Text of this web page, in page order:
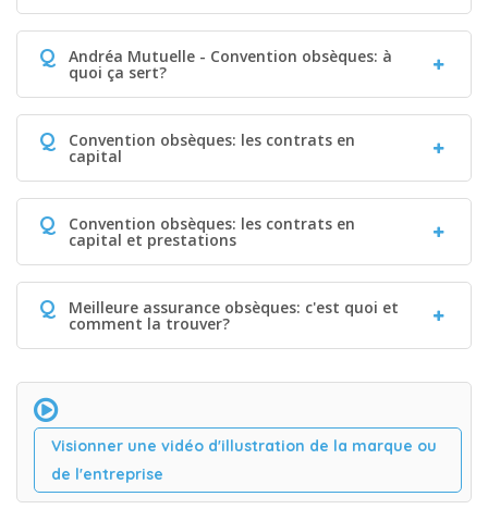
Q Andréa Mutuelle - Convention obsèques: à
quoi ça sert?
Q Convention obsèques: les contrats en
capital
Q Convention obsèques: les contrats en
capital et prestations
Q Meilleure assurance obsèques: c'est quoi et
comment la trouver?
Visionner une vidéo d'illustration de la marque ou
de l'entreprise